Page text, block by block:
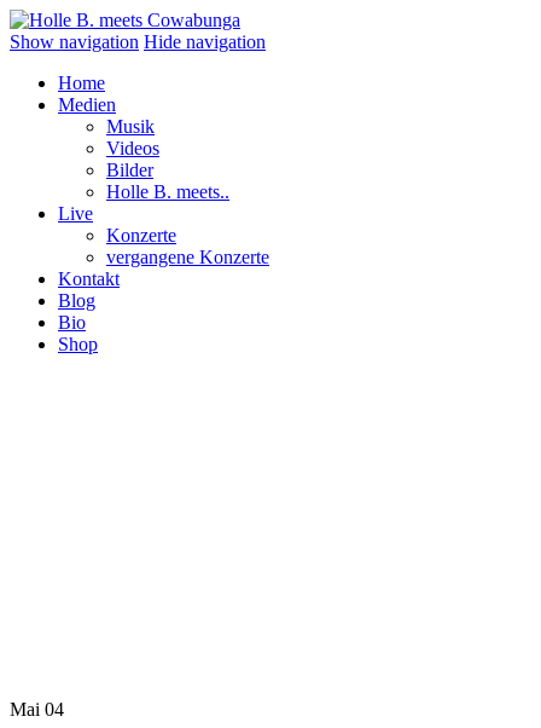
Show navigation Hide navigation
Home
Medien
Musik
Videos
Bilder
Holle B. meets..
Live
Konzerte
vergangene Konzerte
Kontakt
Blog
Bio
Shop
Mai 04